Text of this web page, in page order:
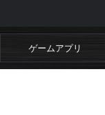
ゲームアプリ